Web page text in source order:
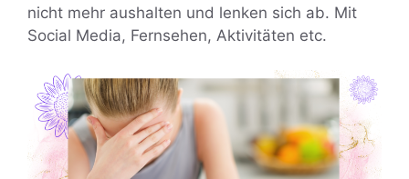
nicht mehr aushalten und lenken sich ab. Mit
Social Media, Fernsehen, Aktivitäten etc.